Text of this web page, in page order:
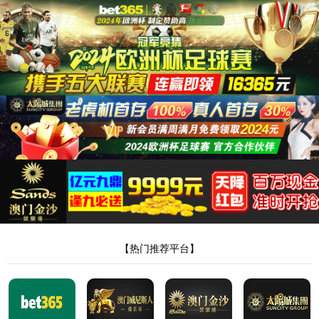
365英国上市集团有限公司
抱歉！您访问的页面不存在